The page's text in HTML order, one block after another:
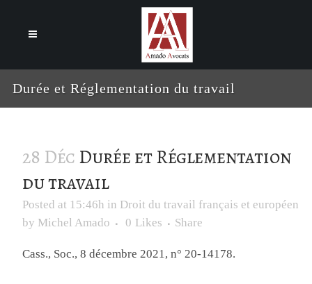
Durée et Réglementation du travail
28 DécDurée et Réglementation
du travail
Posted at 15:46h in Droit du travail français et européen
by Michel Amado 0 Likes Share
Cass., Soc., 8 décembre 2021, n° 20-14178.